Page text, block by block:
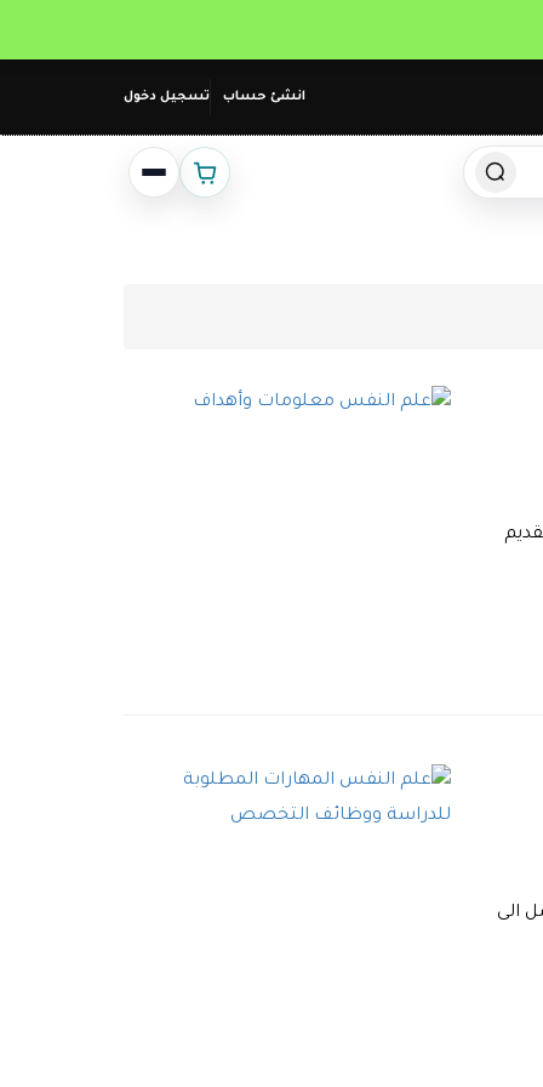
انشئ حساب تسجيل دخول
الى